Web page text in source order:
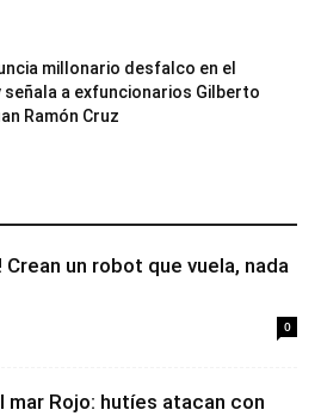
millonario desfalco en el
señala a exfuncionarios Gilberto
Ramón Cruz
Crean un robot que vuela, nada
0
mar Rojo: hutíes atacan con